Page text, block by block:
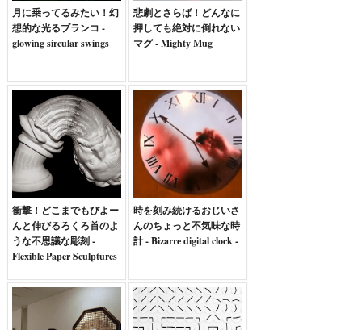
月に乗ってるみたい！幻
想的な光るブランコ -
glowing sircular swings
悲劇とさらば！どんなに
押しても絶対に倒れない
マグ - Mighty Mug
衝撃！どこまでもびよー
んと伸びるろくろ首のよ
うな不思議な彫刻 -
Flexible Paper Sculptures
時を刻み続けるおじいさ
んのちょっと不気味な時
計 - Bizarre digital clock -